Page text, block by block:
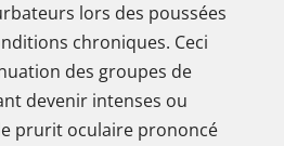
lors des poussées
chroniques. Ceci
des groupes de
devenir intenses ou
prurit oculaire prononcé